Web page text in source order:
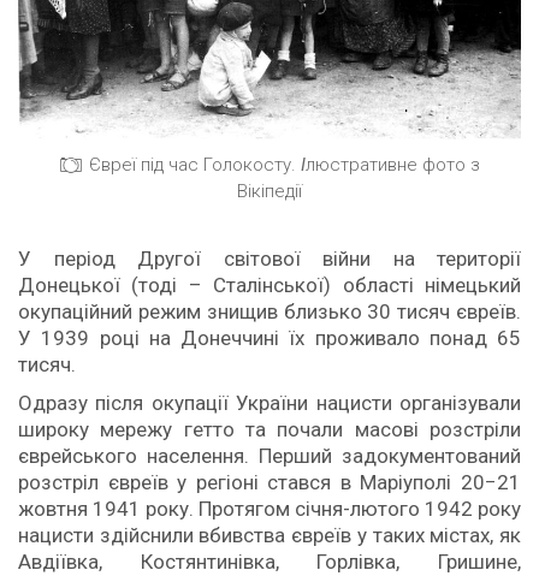
Євреї під час Голокосту. Ілюстративне фото з
Вікіпедії
У період Другої світової війни на території
Донецької (тоді – Сталінської) області німецький
окупаційний режим знищив близько 30 тисяч євреїв.
У 1939 році на Донеччині їх проживало понад 65
тисяч.
Одразу після окупації України нацисти організували
широку мережу гетто та почали масові розстріли
єврейського населення. Перший задокументований
розстріл євреїв у регіоні стався в Маріуполі 20−21
жовтня 1941 року. Протягом січня-лютого 1942 року
нацисти здійснили вбивства євреїв у таких містах, як
Авдіївка, Костянтинівка, Горлівка, Гришине,